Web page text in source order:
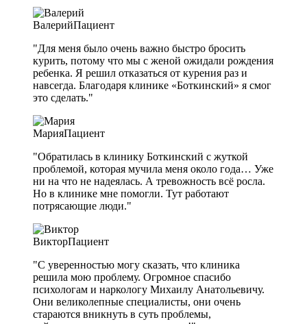
ВалерийПациент
"Для меня было очень важно быстро бросить
курить, потому что мы с женой ожидали рождения
ребенка. Я решил отказаться от курения раз и
навсегда. Благодаря клинике «Боткинский» я смог
это сделать."
МарияПациент
"Обратилась в клинику Боткинский с жуткой
проблемой, которая мучила меня около года… Уже
ни на что не надеялась. А тревожность всё росла.
Но в клинике мне помогли. Тут работают
потрясающие люди."
ВикторПациент
"С уверенностью могу сказать, что клиника
решила мою проблему. Огромное спасибо
психологам и наркологу Михаилу Анатольевичу.
Они великолепные специалисты, они очень
стараются вникнуть в суть проблемы,